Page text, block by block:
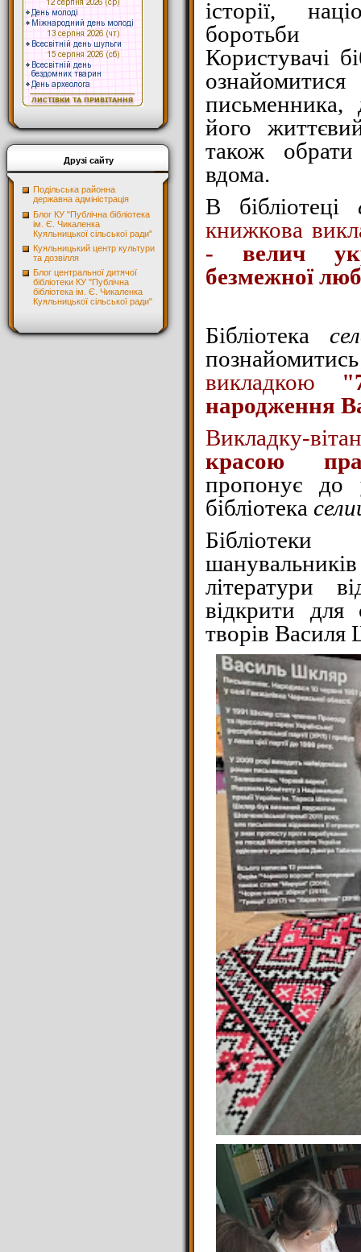
Друзі сайту
Подільська районна
державна адміністрація
Блог КУ "Публічна бібліотека
ім. Є. Чикаленка
Куяльницької сільської ради"
Куяльницький центр культури
та дозвілля
Блог центральної дитячої
бібліотеки КУ "Публічна
бібліотека ім. Є. Чикаленка
Куяльницької сільської ради"
історії,
боротьби
Користувачі
письменника,
його
також
вдома.
В бібліотеці
книжкова
- велич
безмежної
Бібліотека
викладкою
народження
Викладку-
красою
пропонує до
бібліотека
літератури
відкрити для
творів